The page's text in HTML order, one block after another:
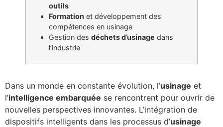
outils
Formation et développement des
compétences en usinage
Gestion desdéchets d’usinage dans
l’industrie
Dans un monde en constante évolution, l’usinage et
l’intelligence embarquée se rencontrent pour ouvrir de
nouvelles perspectives innovantes. L’intégration de
dispositifs intelligents dans les processus d’usinage